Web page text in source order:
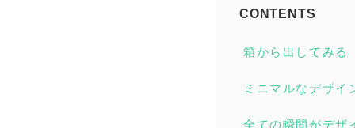
CONTENTS
箱から出してみる
ミニマルなデザイ
全ての瞬間がデザ